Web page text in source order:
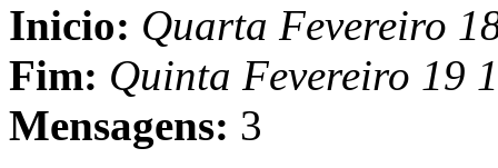
Inicio: Quarta Fevereiro
Fim: Quinta Fevereiro 19
Mensagens: 3